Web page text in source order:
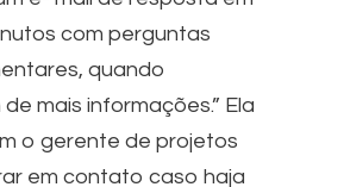
com perguntas
quando
mais informações.” Ela
o gerente de projetos
em contato caso haja